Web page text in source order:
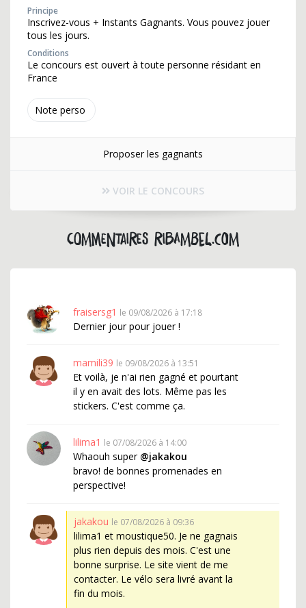
Note perso
Principe
Inscrivez-vous + Instants Gagnants. Vous pouvez jouer
tous les jours.
Conditions
Le concours est ouvert à toute personne résidant en
France
Proposer les gagnants
VOIR LE CONCOURS
Commentaires ribambel.com
fraisersg1 le 09/08/2026 à 17:18
Dernier jour pour jouer !
mamili39 le 09/08/2026 à 13:51
Et voilà, je n'ai rien gagné et pourtant
il y en avait des lots. Même pas les
stickers. C'est comme ça.
lilima1 le 07/08/2026 à 14:00
Whaouh super @jakakou
bravo! de bonnes promenades en
perspective!
jakakou le 07/08/2026 à 09:36
lilima1 et moustique50. Je ne gagnais
plus rien depuis des mois. C'est une
bonne surprise. Le site vient de me
contacter. Le vélo sera livré avant la
fin du mois.